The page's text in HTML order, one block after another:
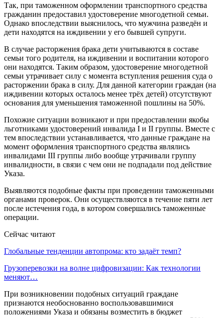
Так, при таможенном оформлении транспортного средства
гражданин предоставил удостоверение многодетной семьи.
Однако впоследствии выяснилось, что мужчина разведён и
дети находятся на иждивении у его бывшей супруги.
В случае расторжения брака дети учитываются в составе
семьи того родителя, на иждивении и воспитании которого
они находятся. Таким образом, удостоверение многодетной
семьи утрачивает силу с момента вступления решения суда о
расторжении брака в силу. Для данной категории граждан (на
иждивении которых осталось менее трёх детей) отсутствуют
основания для уменьшения таможенной пошлины на 50%.
Похожие ситуации возникают и при предоставлении якобы
льготниками удостоверений инвалида I и II группы. Вместе с
тем впоследствии устанавливается, что данные граждане на
момент оформления транспортного средства являлись
инвалидами III группы либо вообще утрачивали группу
инвалидности, в связи с чем они не подпадали под действие
Указа.
Выявляются подобные факты при проведении таможенными
органами проверок. Они осуществляются в течение пяти лет
после истечения года, в котором совершались таможенные
операции.
Сейчас читают
Глобальные тенденции автопрома: кто задаёт темп?
Грузоперевозки на волне цифровизации: Как технологии
меняют…
При возникновении подобных ситуаций граждане
признаются необоснованно воспользовавшимися
положениями Указа и обязаны возместить в бюджет